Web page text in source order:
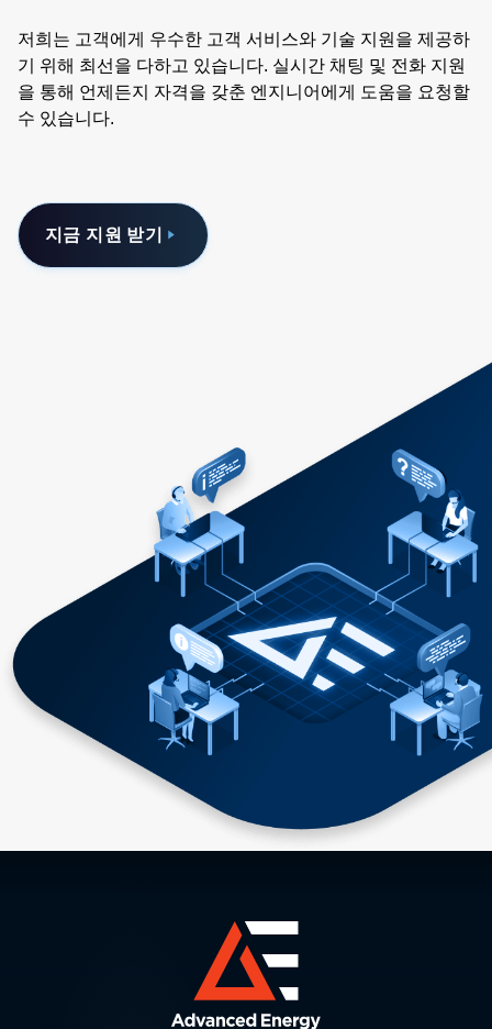
저희는 고객에게 우수한 고객 서비스와 기술 지원을 제공하
기 위해 최선을 다하고 있습니다. 실시간 채팅 및 전화 지원
을 통해 언제든지 자격을 갖춘 엔지니어에게 도움을 요청할
수 있습니다.
지금 지원 받기